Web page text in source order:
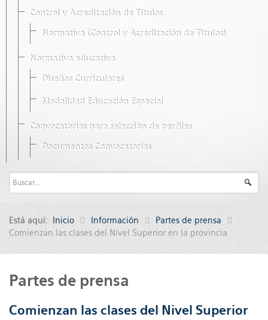
Control y Acreditación de Títulos
Normativa (Control y Acreditación de Títulos)
Normativa educativa
Diseños Curriculares
Modalidad Educación Especial
Convocatorias para selección de perfiles
Documentos Convocatorias
Está aquí: Inicio Información
Partes de prensa
Comienzan las clases del Nivel Superior en la provincia
Partes de prensa
Comienzan las clases del Nivel Superior